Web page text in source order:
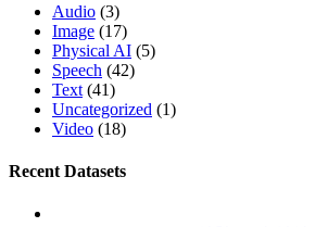
Audio (3)
Image (17)
Physical AI (5)
Speech (42)
Text (41)
Uncategorized (1)
Video (18)
Recent Datasets